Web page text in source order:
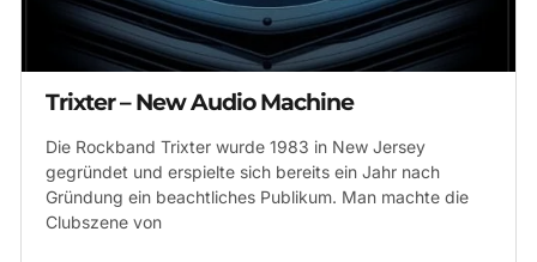
Trixter – New Audio Machine
Die Rockband Trixter wurde 1983 in New Jersey
gegründet und erspielte sich bereits ein Jahr nach
Gründung ein beachtliches Publikum. Man machte die
Clubszene von